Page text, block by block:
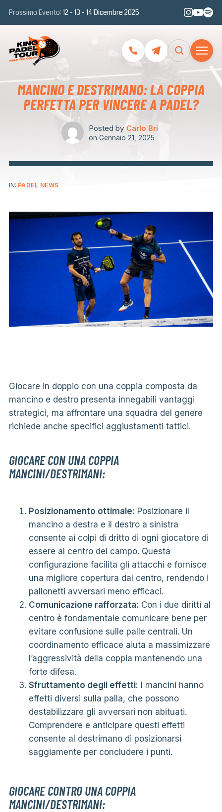
Prossimo Evento: 12 - 13 - 14 Dicembre 2025
MANCINO E DESTRIMANO: LA COPPIA
PERFETTA PER VINCERE A PADEL?
Posted by Carlo Bri
on Gennaio 21, 2025
IN: PADEL NEWS
Giocare in doppio con una coppia composta da
mancino e destro presenta innegabili vantaggi
strategici, ma affrontare una squadra del genere
richiede anche specifici aggiustamenti tattici.
GIOCARE CON UNA COPPIA
MANCINI/DESTRIMANI:
Posizionamento ottimale: Posizionare il
mancino a destra e il destro a sinistra
consente ai colpi di dritto di ogni giocatore di
essere al centro del campo. Questa
configurazione facilita gli attacchi e fornisce
una migliore copertura dal centro, rendendo i
pallonetti avversari meno efficaci.
Comunicazione rafforzata: Con i due diritti al
centro è fondamentale comunicare bene per
evitare confusione sulle palle centrali. Un
coordinamento efficace aiuta a massimizzare
l’aggressività della coppia mantenendo una
forte difesa.
Sfruttamento degli effetti: I mancini hanno
effetti diversi sulla palla, che possono
destabilizzare gli avversari non abituati.
Comprendere e anticipare questi effetti
consente al destrimano di posizionarsi
saggiamente per concludere i punti.
GIOCARE CONTRO UNA COPPIA
MANCINI/DESTRIMANI: